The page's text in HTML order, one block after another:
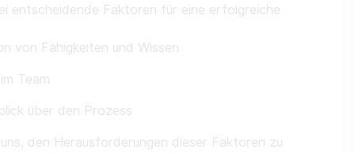
entscheidende Faktoren für eine erfolgreiche
von Fähigkeiten und Wissen
Team
über den Prozess
den Herausforderungen dieser Faktoren zu